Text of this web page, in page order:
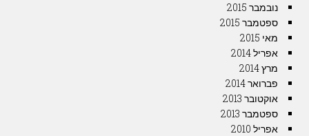
נובמבר 2015
ספטמבר 2015
מאי 2015
אפריל 2014
מרץ 2014
פברואר 2014
אוקטובר 2013
ספטמבר 2013
אפריל 2010